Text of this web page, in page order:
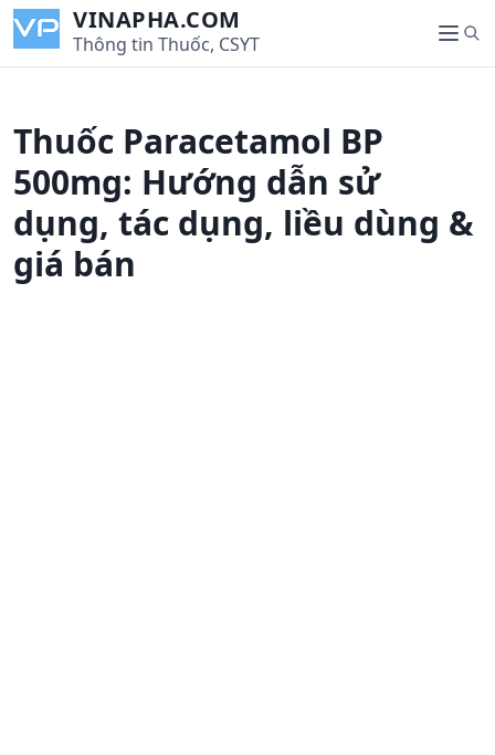
i
VINAPHA.COM
Thông tin Thuốc, CSYT
M
e
S
e
Thuốc Paracetamol BP
500mg: Hướng dẫn sử
dụng, tác dụng, liều dùng &
giá bán